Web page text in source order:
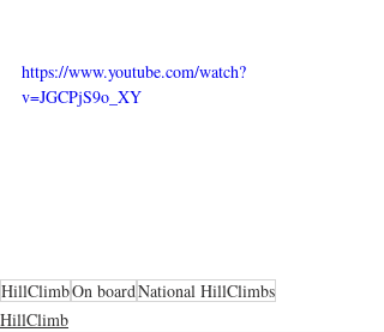
https://www.youtube.com/watch?
v=JGCPjS9o_XY
HillClimbOn boardNational HillClimbs
HillClimb